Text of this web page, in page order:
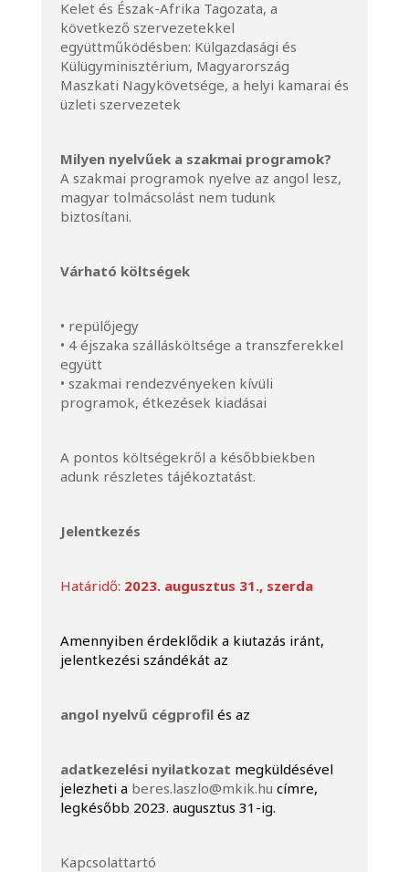
Kelet és Észak-Afrika Tagozata, a
következő szervezetekkel
együttműködésben: Külgazdasági és
Külügyminisztérium, Magyarország
Maszkati Nagykövetsége, a helyi kamarai és
üzleti szervezetek
Milyen nyelvűek a szakmai programok?
A szakmai programok nyelve az angol lesz,
magyar tolmácsolást nem tudunk
biztosítani.
Várható költségek
• repülőjegy
• 4 éjszaka szállásköltsége a transzferekkel
együtt
• szakmai rendezvényeken kívüli
programok, étkezések kiadásai
A pontos költségekről a későbbiekben
adunk részletes tájékoztatást.
Jelentkezés
Határidő: 2023. augusztus 31., szerda
Amennyiben érdeklődik a kiutazás iránt,
jelentkezési szándékát az
angol nyelvű cégprofil és az
adatkezelési nyilatkozat megküldésével
jelezheti a beres.laszlo@mkik.hu címre,
legkésőbb 2023. augusztus 31-ig.
Kapcsolattartó